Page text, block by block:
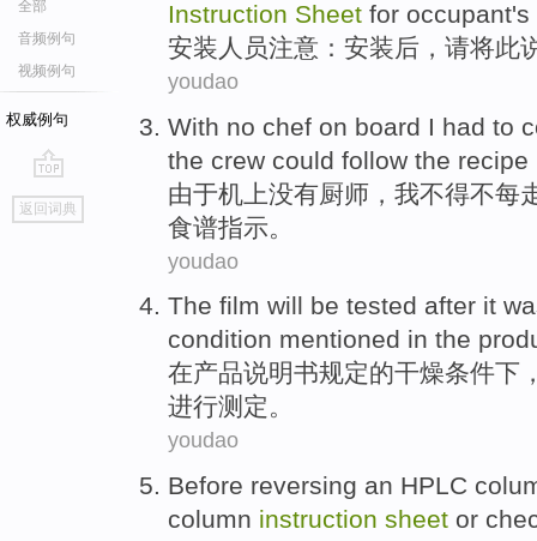
全部
音频例句
视频例句
权威例句
go
top
返回词典
Instruction Sheet for occupant's
安装 人员注意 ： 安装后 ， 请将此
youdao
With no chef on board I had to
the crew could follow the recipe
由于机上没有厨师 ， 我不得不每
食谱指示 。
youdao
The film will be tested after it
condition mentioned in the
在产品说明书规定的干燥条件下
进行测定。
youdao
Before reversing an HPLC
column instruction sheet or